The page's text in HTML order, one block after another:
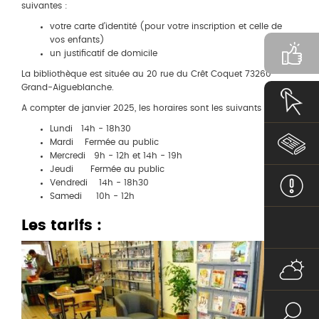
suivantes :
votre carte d’identité (pour votre inscription et celle de
vos enfants)
un justificatif de domicile
La bibliothèque est située au 20 rue du Crêt Coquet 73260
Grand-Aigueblanche.
A compter de janvier 2025, les horaires sont les suivants :
Lundi 14h - 18h30
Mardi Fermée au public
Mercredi 9h - 12h et 14h - 19h
Jeudi Fermée au public
Vendredi 14h - 18h30
Samedi 10h - 12h
Les tarifs :